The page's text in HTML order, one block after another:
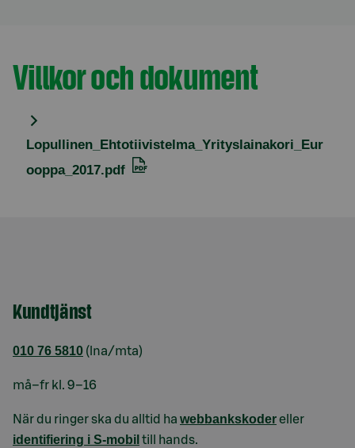
Avsnitt med titel
Villkor och dokument
Lopullinen_Ehtotiivistelma_Yrityslainakori_Eur
ooppa_2017.pdf
Kundtjänst
010 76 5810 (lna/mta)
må–fr kl. 9–16
När du ringer ska du alltid ha webbankskodereller
identifiering i S-mobil till hands.